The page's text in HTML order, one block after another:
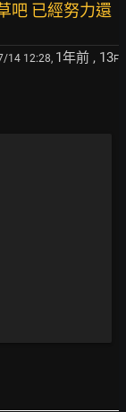
吧 已經努力還
14 12:28, 1年前 , 13F